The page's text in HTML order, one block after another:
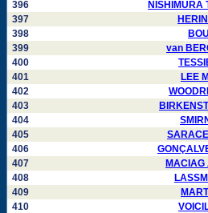
396
397
398
399
van
400
401
LEE
402
403
404
405
406
407
408
409
410